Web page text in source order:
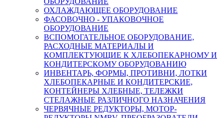
ОХЛАЖДАЮЩЕЕ ОБОРУДОВАНИЕ
ФАСОВОЧНО - УПАКОВОЧНОЕ
ОБОРУДОВАНИЕ
ВСПОМОГАТЕЛЬНОЕ ОБОРУДОВАНИЕ,
РАСХОДНЫЕ МАТЕРИАЛЫ И
КОМПЛЕКТУЮЩИЕ К ХЛЕБОПЕКАРНОМУ И
КОНДИТЕРСКОМУ ОБОРУДОВАНИЮ
ИНВЕНТАРЬ, ФОРМЫ, ПРОТИВНИ, ЛОТКИ
ХЛЕБОПЕКАРНЫЕ И КОНДИТЕРСКИЕ,
КОНТЕЙНЕРЫ ХЛЕБНЫЕ, ТЕЛЕЖКИ
СТЕЛАЖНЫЕ РАЗЛИЧНОГО НАЗНАЧЕНИЯ
ЧЕРВЯЧНЫЕ РЕДУКТОРЫ, МОТОР-